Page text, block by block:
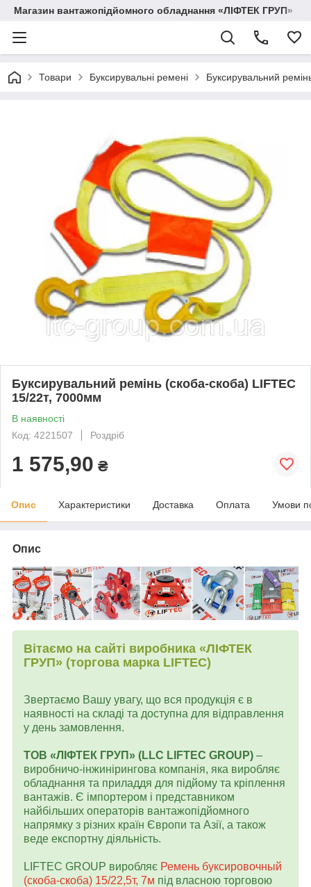
Магазин вантажопідйомного обладнання «ЛІФТЕК ГРУП»
Товари Буксирувальні ремені Буксирувальний
Буксирувальний ремінь (скоба-скоба) LIFTEC
15/22т, 7000мм
В наявності
Код: 4221507
Роздріб
1 575,90 ₴
Опис Характеристики Доставка Оплата Умови
Опис
Вітаємо на сайті виробника «ЛІФТЕК
ГРУП» (торгова марка LIFTEC)
Звертаємо Вашу увагу, що вся продукція є в
наявності на складі та доступна для відправлення
у день замовлення.
ТОВ «ЛІФТЕК ГРУП» (LLC LIFTEC GROUP) –
виробничо-інжинірингова компанія, яка виробляє
обладнання та приладдя для підйому та кріплення
вантажів. Є імпортером і представником
найбільших операторів вантажопідйомного
напрямку з різних країн Європи та Азії, а також
веде експортну діяльність.
LIFTEC GROUP виробляє Ремень буксировочный
(скоба-скоба) 15/22,5т, 7м під власною торговою